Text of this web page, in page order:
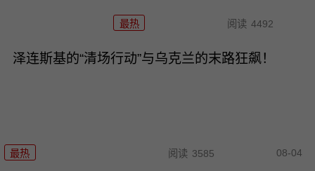
最热 阅读 4492
泽连斯基的“清场行动”与乌克兰的末路狂飙！
最热 阅读 3585 08-04